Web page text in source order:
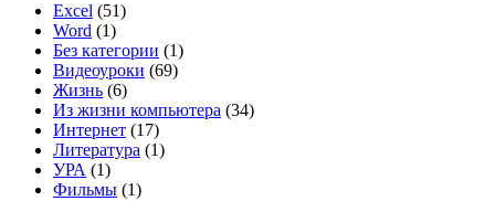
Excel (51)
Word (1)
Без категории (1)
Видеоуроки (69)
Жизнь (6)
Из жизни компьютера (34)
Интернет (17)
Литература (1)
УРА (1)
Фильмы (1)